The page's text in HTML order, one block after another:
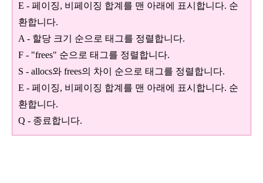
E - 페이징, 비페이징 합계를 맨 아래에 표시합니다. 순
환합니다.
A - 할당 크기 순으로 태그를 정렬합니다.
F - "frees" 순으로 태그를 정렬합니다.
S - allocs와 frees의 차이 순으로 태그를 정렬합니다.
E - 페이징, 비페이징 합계를 맨 아래에 표시합니다. 순
환합니다.
Q - 종료합니다.